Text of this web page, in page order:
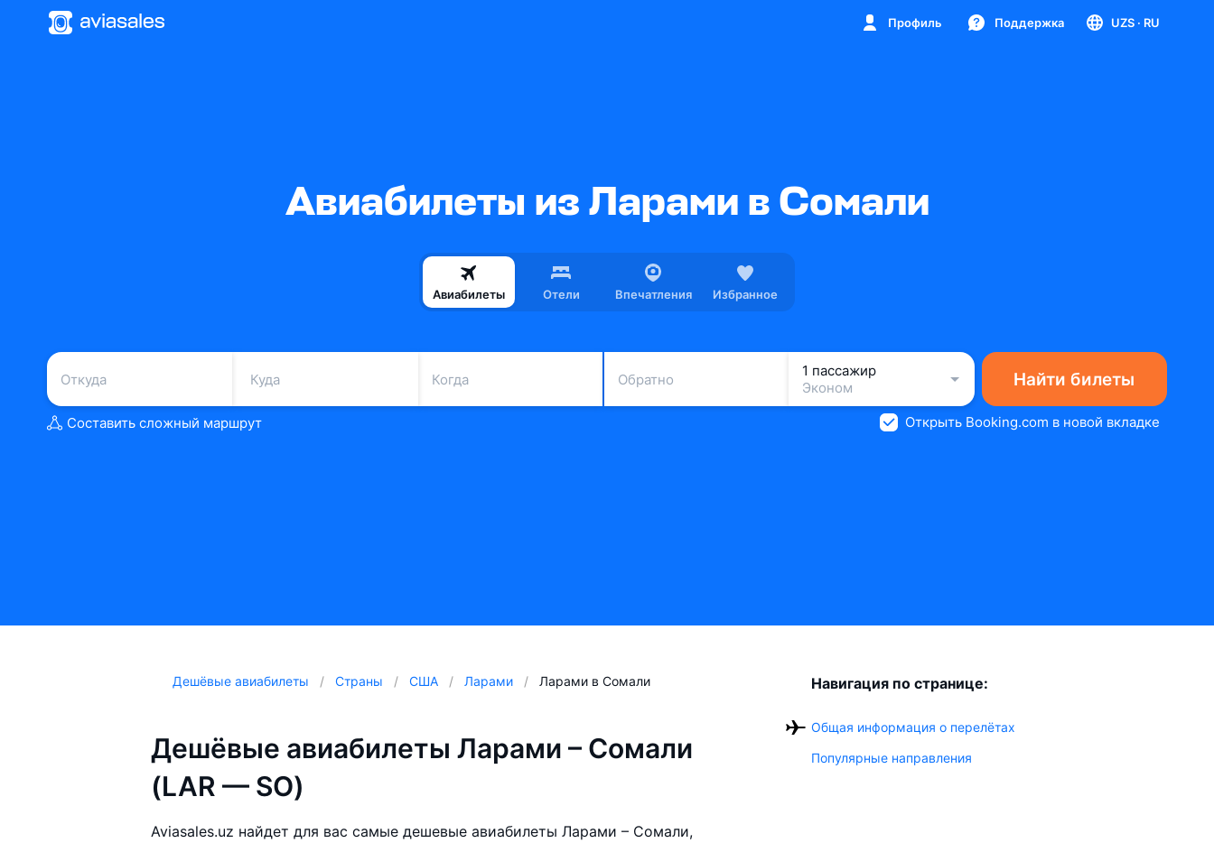
Профиль Поддержка UZS · RU
Авиабилеты из Ларами в Сомали
Авиабилеты Отели Впечатления Избранное
Когда Обратно
1 пассажир
Эконом
Найти билеты
Составить сложный маршрут Открыть Booking.com в новой вкладке
Дешёвые авиабилеты Страны США Ларами Ларами в Сомали
Дешёвые авиабилеты Ларами – Сомали
(LAR — SO)
Aviasales.uz найдет для вас самые дешевые авиабилеты Ларами – Сомали,
Навигация по странице:
Общая информация о перелётах
Популярные направления